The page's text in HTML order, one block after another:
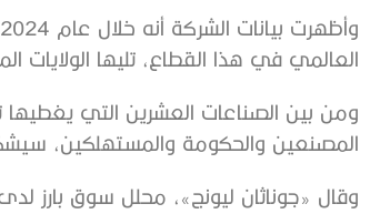
العالمي في هذا القطاع، تليها الولايات المتحدة بنسبة 23.8% وأوروبا
ومن بين الصناعات العشرين التي يغطيها
المصنعين والحكومة والمستهلكين،
وقال «جوناثان ليونج»، محلل سوق بارز